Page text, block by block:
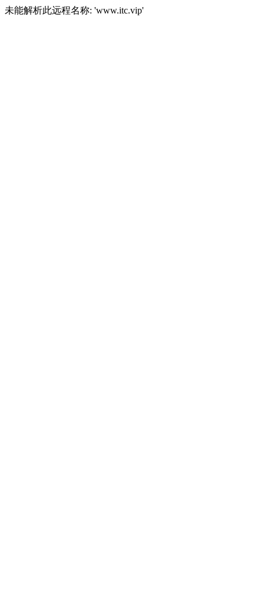
未能解析此远程名称: 'www.itc.vip'